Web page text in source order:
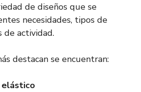
de diseños que se
necesidades, tipos de
de actividad.
destacan se encuentran: